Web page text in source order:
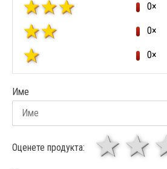
0×
0×
0×
Име
Оценете продукта: 1